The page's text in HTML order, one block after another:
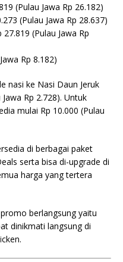
(Pulau Jawa Rp 26.182)
(Pulau Jawa Rp 28.637)
27.819 (Pulau Jawa Rp
Rp 8.182)
nasi ke Nasi Daun Jeruk
Rp 2.728). Untuk
mulai Rp 10.000 (Pulau
di berbagai paket
serta bisa di-upgrade di
harga yang tertera
berlangsung yaitu
dinikmati langsung di